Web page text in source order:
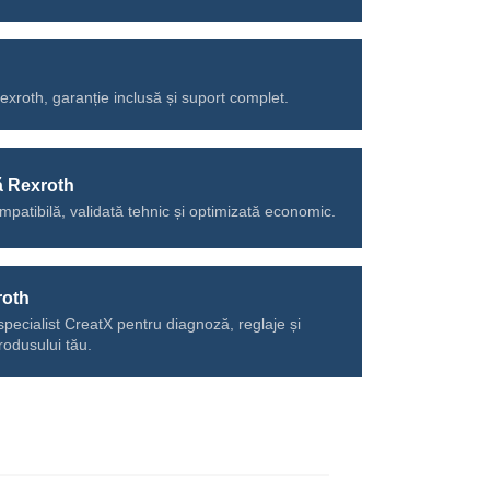
garanție inclusă și suport complet.
Rexroth
validată tehnic și optimizată economic.
CreatX pentru diagnoză, reglaje și
tău.